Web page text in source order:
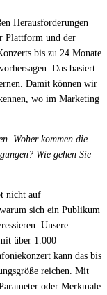
Herausforderungen
Plattform und der
bis zu 24 Monate
Das basiert
Damit können wir
wo im Marketing
Woher kommen die
Wie gehen Sie
nicht auf
sich ein Publikum
Unsere
über 1.000
kann das bis
reichen. Mit
oder Merkmale